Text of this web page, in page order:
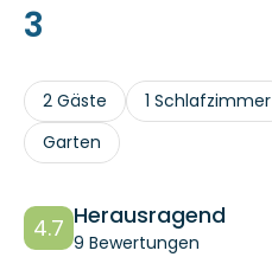
3
2 Gäste 1 Schlafzimmer
Garten
4.7 Herausragend
9 Bewertungen